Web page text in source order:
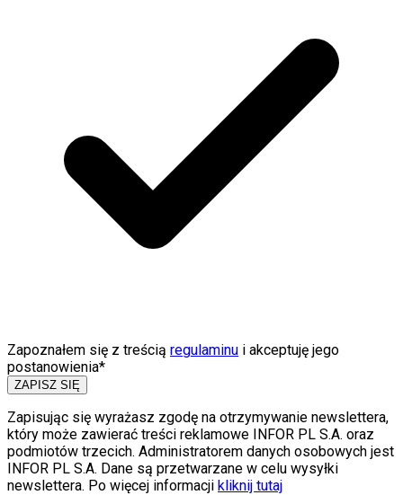
Zapoznałem się z treścią regulaminu i akceptuję jego
postanowienia*
ZAPISZ SIĘ
Zapisując się wyrażasz zgodę na otrzymywanie newslettera,
który może zawierać treści reklamowe INFOR PL S.A. oraz
podmiotów trzecich. Administratorem danych osobowych jest
INFOR PL S.A. Dane są przetwarzane w celu wysyłki
newslettera. Po więcej informacji kliknij tutaj